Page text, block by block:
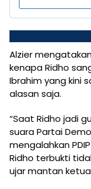
Alzier
kenapa Ridho
Ibrahim yang kini
alasan saja.
“Saat Ridho jadi
suara Partai
mengalahkan
Ridho terbukti
ujar mantan